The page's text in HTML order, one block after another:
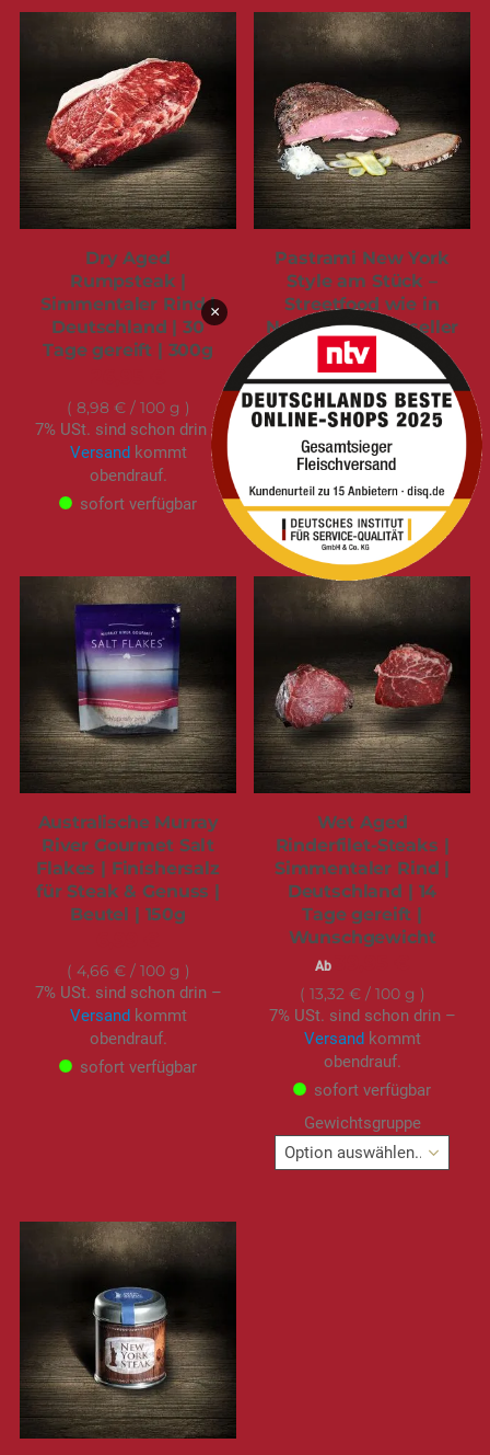
Dry Aged
Rumpsteak |
Simmentaler Rind |
Deutschland | 30
Tage gereift | 300g
8,98 €/ 100 g
7% USt. sind schon drin –
Versandkommt
obendrauf.
sofort verfügbar
Pastrami New York
Style am Stück –
Streetfood wie in
New York | Bestseller
| 1.100g
50,95 €
4,63 €/ 100 g
7% USt. sind schon drin –
Versandkommt
obendrauf.
sofort verfügbar
Australische Murray
River Gourmet Salt
Flakes | Finishersalz
für Steak & Genuss |
Beutel | 150g
4,66 €/ 100 g
7% USt. sind schon drin –
Versand kommt
obendrauf.
sofort verfügbar
Wet Aged
Rinderfilet-Steaks |
Simmentaler Rind |
Deutschland | 14
Tage gereift |
Wunschgewicht
Ab
13,32 €/ 100 g
7% USt. sind schon drin –
Versand kommt
obendrauf.
sofort verfügbar
Gewichtsgruppe
×